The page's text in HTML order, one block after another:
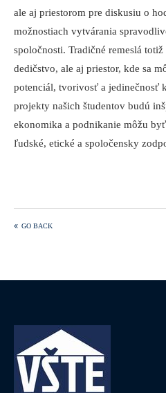
ale aj priestorom pre diskusiu o
možnostiach vytvárania
spoločnosti. Tradičné remeslá
dedičstvo, ale aj priestor, kde sa
potenciál, tvorivosť a jedinečnosť
projekty našich študentov budú
ekonomika a podnikanie môžu
ľudské, etické a spoločensky
GO BACK